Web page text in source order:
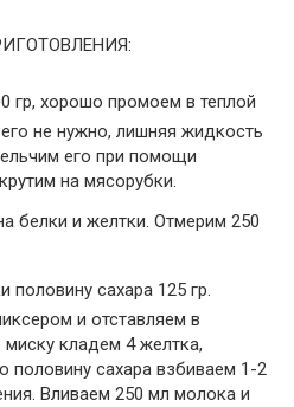
гр, хорошо промоем в теплой
не нужно, лишняя жидкость
его при помощи
на мясорубки.
белки и желтки. Отмерим 250
половину сахара 125 гр.
и отставляем в
миску кладем 4 желтка,
половину сахара взбиваем 1-2
Вливаем 250 мл молока и